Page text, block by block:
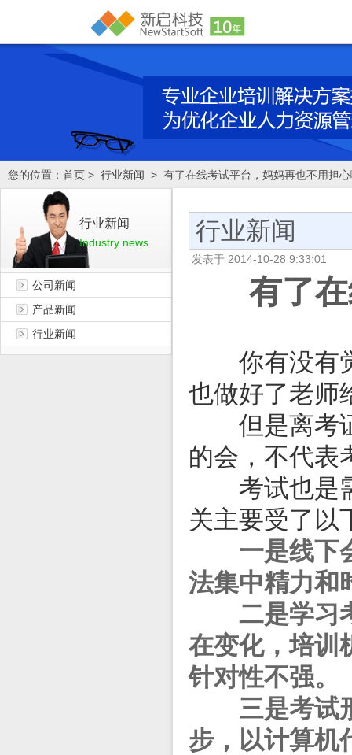
您的位置： 首页 > 行业新闻 > 有了在线考试平台，妈妈再也不用担
行业新闻
Industry news
公司新闻
产品新闻
行业新闻
行业新闻
发表于 2014-10-28 9:33:01
有了
你有没有觉
也做好了老师
但是离考证
的会，不代表
考试也是需
关主要受了以
一是线下
法集中精力和
二是学习考
在变化，培训
针对性不强。
三是考试形
步，以计算机